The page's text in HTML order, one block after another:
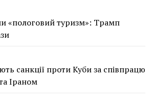
«пологовий туризм»: Трамп
санкції проти Куби за співпрацю
Іраном